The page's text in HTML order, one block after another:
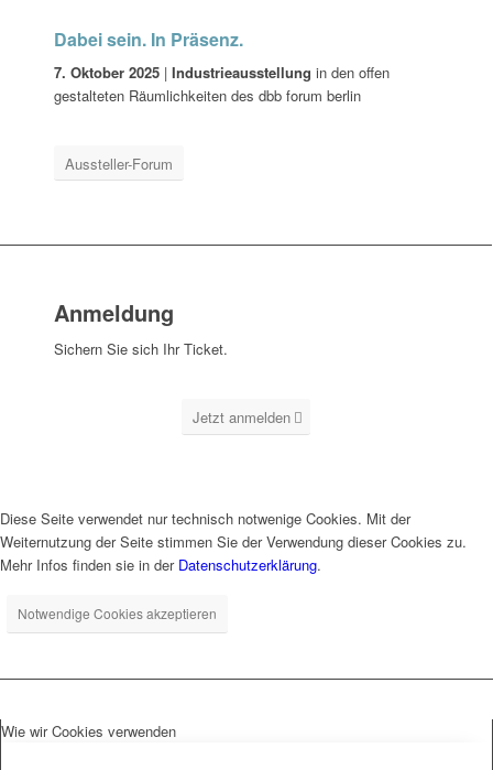
Dabei sein. In Präsenz.
7. Oktober 2025 | Industrieausstellung in den offen
gestalteten Räumlichkeiten des dbb forum berlin
Aussteller-Forum
Anmeldung
Sichern Sie sich Ihr Ticket.
Jetzt anmelden
Diese Seite verwendet nur technisch notwenige Cookies. Mit der
Weiternutzung der Seite stimmen Sie der Verwendung dieser Cookies zu.
Mehr Infos finden sie in der Datenschutzerklärung.
Notwendige Cookies akzeptieren
Wie wir Cookies verwenden